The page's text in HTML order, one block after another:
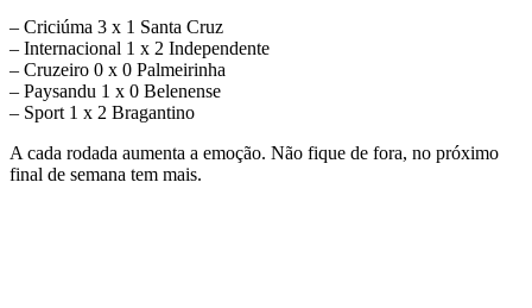
– Criciúma 3 x 1 Santa Cruz
– ⁠Internacional 1 x 2 Independente
– ⁠Cruzeiro 0 x 0 Palmeirinha
– ⁠Paysandu 1 x 0 Belenense
– ⁠Sport 1 x 2 Bragantino
A cada rodada aumenta a emoção. Não fique de fora, no próximo
final de semana tem mais.